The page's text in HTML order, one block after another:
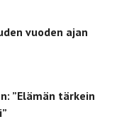
vuoden ajan
”Elämän tärkein